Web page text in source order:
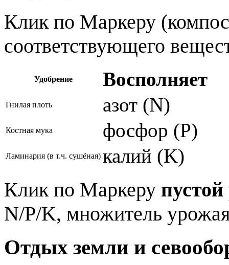
Клик по Маркеру
соответствующего
Удобрение Восполняет
Гнилая плоть азот (N)
Костная мука фосфор (P)
Ламинария (в т.ч. сушёная) калий (K)
Клик по Маркеру
N/P/K, множитель
Отдых земли и